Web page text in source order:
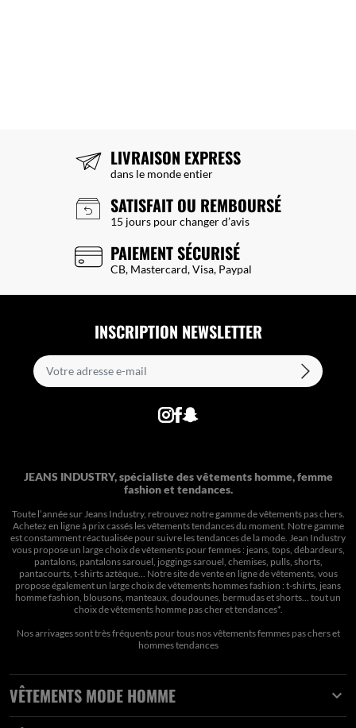
LIVRAISON EXPRESS
dans le monde entier
SATISFAIT OU REMBOURSÉ
15 jours pour changer d’avis
PAIEMENT SÉCURISÉ
CB, Mastercard, Visa, Paypal
INSCRIPTION NEWSLETTER
JEANS INDUSTRY, spécialiste des vêtements homme, femme
fashion et tendances.
Toute l’année sur Jeans Industry, retrouvez notre gamme de vêtements pas chers.
Achetez en ligne à prix cassés les vêtements tendances du moment. Notre gamme
est constamment réactualisée pour suivre les tendances de la mode. Jean Industry
vous propose un large choix de vêtements pour femmes : jeans, tops, débardeurs,
pantalons, pantalons sarouel, joggings sarouel, chemises, pulls, shorts,
pantacourts, t-shirts aztèque... Notre site de vente en ligne de vêtements, vous
propose également un large choix de vêtements hommes fashion : t-shirts, jeans
homme fashion, blousons, manteaux, doudounes, bermudas et shorts… tout un
choix devêtements homme pas cher et tendances*.
Nos arrivages sont très fréquents pour tous nosvêtements femmes pas cherset
hommes tendances
VÊTEMENTS MODE HOMME 